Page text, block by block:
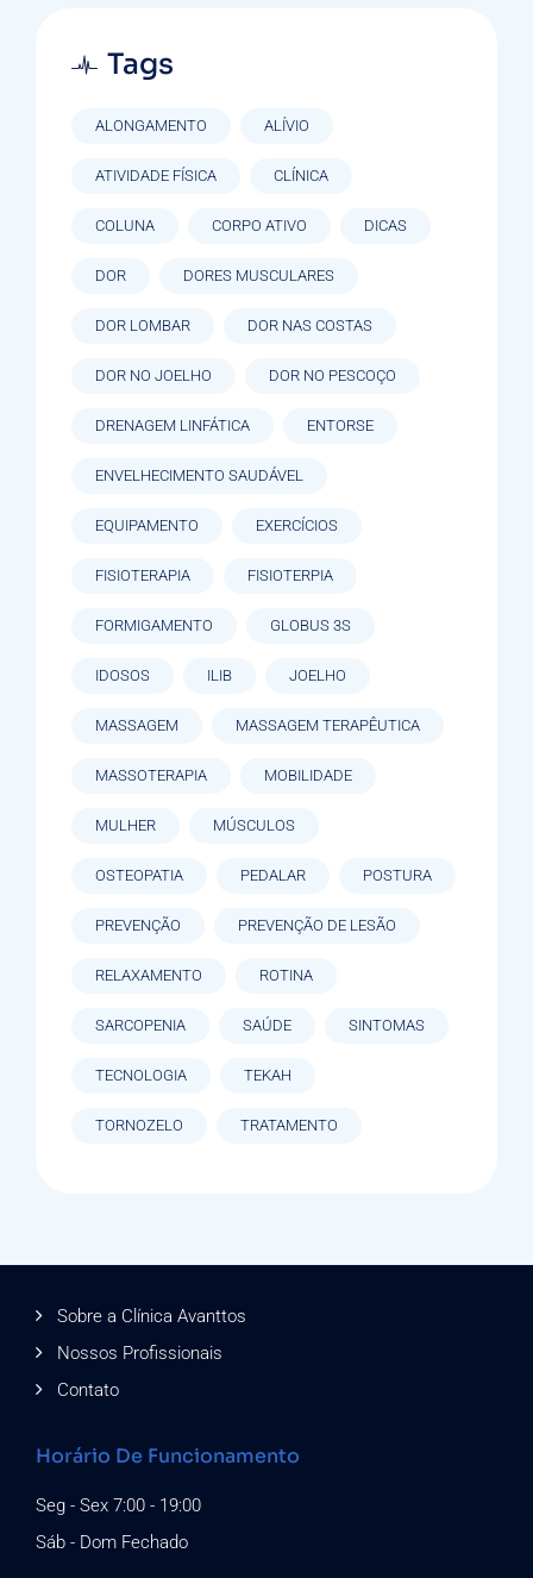
Tags
ALONGAMENTO ALÍVIO
ATIVIDADE FÍSICA CLÍNICA
COLUNA CORPO ATIVO DICAS
DOR DORES MUSCULARES
DOR LOMBAR DOR NAS COSTAS
DOR NO JOELHO DOR NO PESCOÇO
DRENAGEM LINFÁTICA ENTORSE
ENVELHECIMENTO SAUDÁVEL
EQUIPAMENTO EXERCÍCIOS
FISIOTERAPIA FISIOTERPIA
FORMIGAMENTO GLOBUS 3S
IDOSOS ILIB JOELHO
MASSAGEM MASSAGEM TERAPÊUTICA
MASSOTERAPIA MOBILIDADE
MULHER MÚSCULOS
OSTEOPATIA PEDALAR POSTURA
PREVENÇÃO PREVENÇÃO DE LESÃO
RELAXAMENTO ROTINA
SARCOPENIA SAÚDE SINTOMAS
TECNOLOGIA TEKAH
TORNOZELO TRATAMENTO
Sobre a Clínica Avanttos
Nossos Profissionais
Contato
Horário De Funcionamento
Seg - Sex 7:00 - 19:00
Sáb - Dom Fechado